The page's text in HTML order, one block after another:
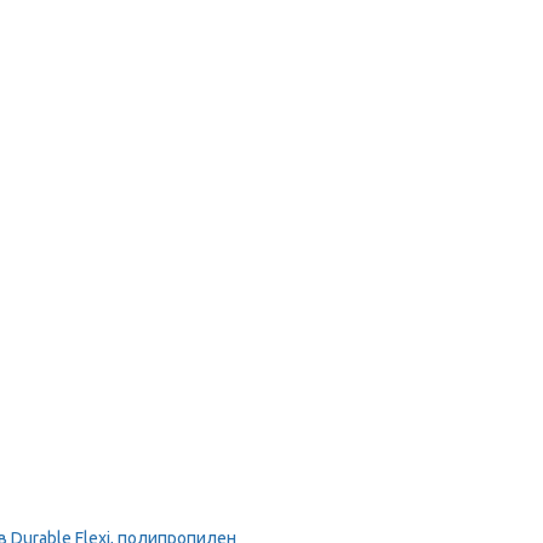
Flexi, полипропилен